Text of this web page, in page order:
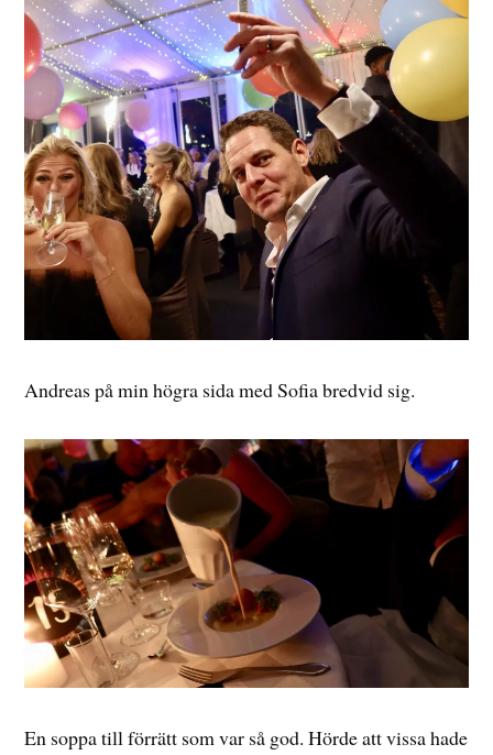
Andreas på min högra sida med Sofia bredvid sig.
En soppa till förrätt som var så god. Hörde att vissa hade